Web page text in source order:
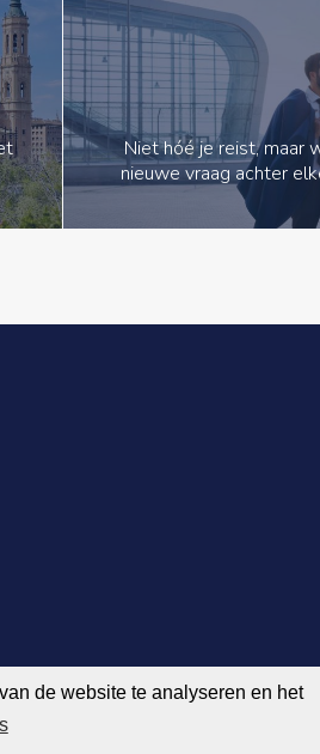
de website te analyseren en het
Niet hóé je reist, maar
nieuwe vraag achter
Privacy Statement
Partnership - All agencies independently